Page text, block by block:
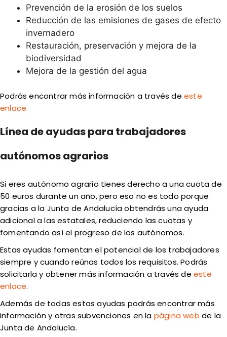
Prevención de la erosión de los suelos
Reducción de las emisiones de gases de efecto
invernadero
Restauración, preservación y mejora de la
biodiversidad
Mejora de la gestión del agua
Podrás encontrar más información a través deeste
enlace.
Línea de ayudas para trabajadores
autónomos agrarios
Si eres autónomo agrario tienes derecho a una cuota de
50 euros durante un año, pero eso no es todo porque
gracias a la Junta de Andalucía obtendrás una ayuda
adicional a las estatales, reduciendo las cuotas y
fomentando así el progreso de los autónomos.
Estas ayudas fomentan el potencial de los trabajadores
siempre y cuando reúnas todos los requisitos. Podrás
solicitarla y obtener más información a través deeste
enlace.
Además de todas estas ayudas podrás encontrar más
información y otras subvenciones en la página web de la
Junta de Andalucía.